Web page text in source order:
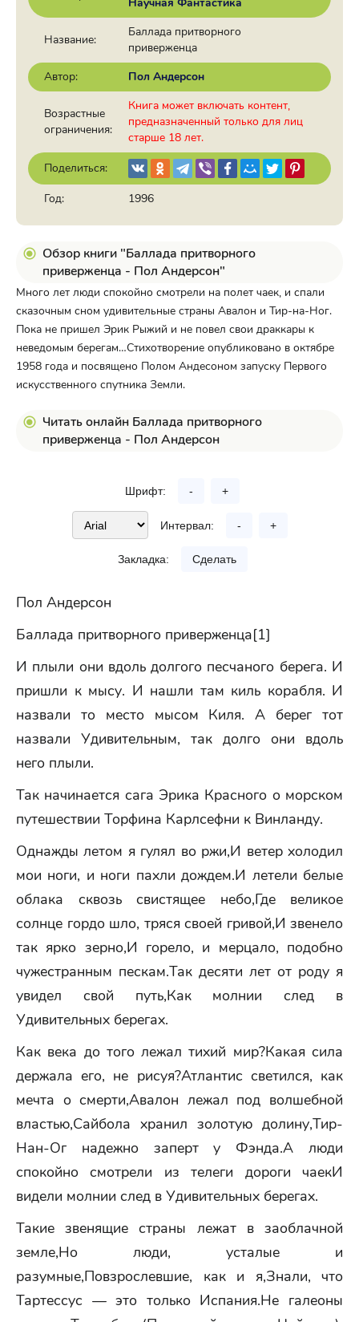
Название:
Баллада притворного
приверженца
Автор:
Пол Андерсон
Возрастные
ограничения:
Книга может включать контент,
предназначенный только для лиц
старше 18 лет.
Поделиться:
Год:
1996
Обзор книги "Баллада притворного
приверженца - Пол Андерсон"
Много лет люди спокойно смотрели на полет чаек, и спали
сказочным сном удивительные страны Авалон и Тир-на-Ног.
Пока не пришел Эрик Рыжий и не повел свои драккары к
неведомым берегам…Стихотворение опубликовано в октябре
1958 года и посвящено Полом Андесоном запуску Первого
искусственного спутника Земли.
Читать онлайн Баллада притворного
приверженца - Пол Андерсон
Шрифт: - +
Интервал: - +
Закладка: Сделать
Пол Андерсон
Баллада притворного приверженца[1]
И плыли они вдоль долгого песчаного берега. И
пришли к мысу. И нашли там киль корабля. И
назвали то место мысом Киля. А берег тот
назвали Удивительным, так долго они вдоль
него плыли.
Так начинается сага Эрика Красного о морском
путешествии Торфина Карлсефни к Винланду.
Однажды летом я гулял во ржи,И ветер холодил
мои ноги, и ноги пахли дождем.И летели белые
облака сквозь свистящее небо,Где великое
солнце гордо шло, тряся своей гривой,И звенело
так ярко зерно,И горело, и мерцало, подобно
чужестранным пескам.Так десяти лет от роду я
увидел свой путь,Как молнии след в
Удивительных берегах.
Как века до того лежал тихий мир?Какая сила
держала его, не рисуя?Атлантис светился, как
мечта о смерти,Авалон лежал под волшебной
властью,Сайбола хранил золотую долину,Тир-
Нан-Ог надежно заперт у Фэнда.А люди
спокойно смотрели из телеги дороги чаекИ
видели молнии след в Удивительных берегах.
Такие звенящие страны лежат в заоблачной
земле,Но люди, усталые и
разумные,Повзрослевшие, как и я,Знали, что
Тартессус — это только Испания.Не галеоны